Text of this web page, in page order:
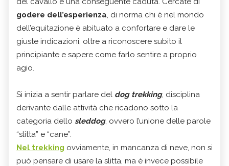
godere dell’esperienza, di norma chi è nel mondo
dell’equitazione è abituato a confortare e dare le
giuste indicazioni, oltre a riconoscere subito il
principiante e sapere come farlo sentire a proprio
agio.
Si inizia a sentir parlare del dog trekking, disciplina
derivante dalle attività che ricadono sotto la
categoria dello sleddog, ovvero l’unione delle parole
“slitta” e “cane”.
Nel trekking ovviamente, in mancanza di neve, non si
può pensare di usare la slitta, ma è invece possibile